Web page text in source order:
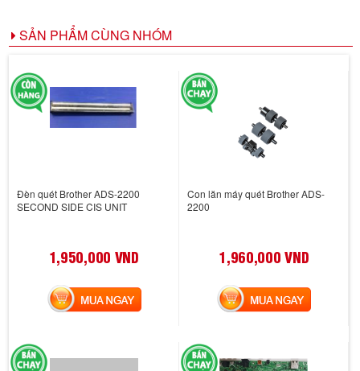
SẢN PHẨM CÙNG NHÓM
Đèn quét Brother ADS-2200
SECOND SIDE CIS UNIT
1,950,000 VND
MUA NGAY
Con lăn máy quét Brother ADS-
2200
1,960,000 VND
MUA NGAY